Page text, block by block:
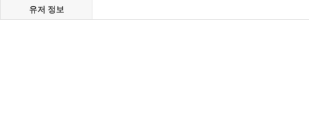
유저 정보